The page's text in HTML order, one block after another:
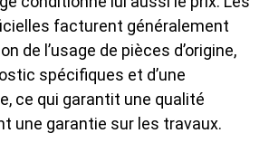
facturent généralement
de l’usage de pièces d’origine,
spécifiques et d’une
ce qui garantit une qualité
une garantie sur les travaux.